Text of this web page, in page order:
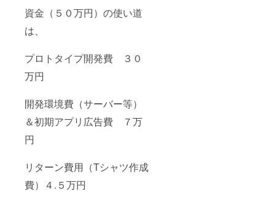
資金（５０万円）の使い道
は、
プロトタイプ開発費 ３０
万円
開発環境費（サーバー等）
＆初期アプリ広告費 ７万
円
リターン費用（Tシャツ作成
費）４.５万円